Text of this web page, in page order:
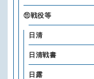
⑪戦役等
日清
日清戦書
日露